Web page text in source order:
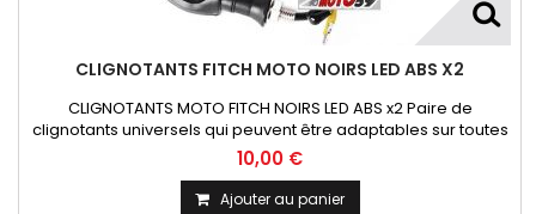
CLIGNOTANTS FITCH MOTO NOIRS LED ABS X2
CLIGNOTANTS MOTO FITCH NOIRS LED ABS x2 Paire de
clignotants universels qui peuvent être adaptables sur toutes
motos ou scooters
10,00 €
Ajouter au panier